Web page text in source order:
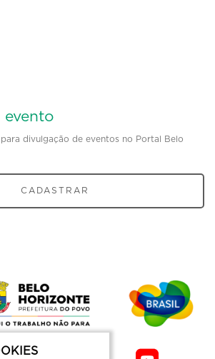
evento
divulgação de eventos no Portal Belo
CADASTRAR